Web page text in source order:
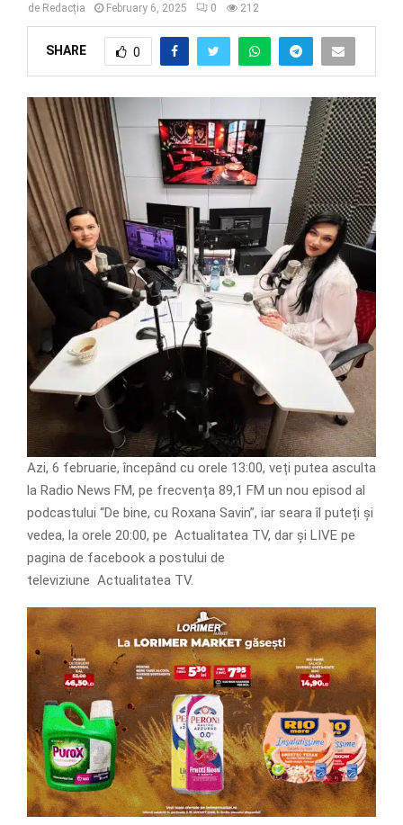
de Redacția February 6, 2025 0 212
SHARE 0
Azi, 6 februarie, începând cu orele 13:00, veți putea asculta
la Radio News FM, pe frecvența 89,1 FM un nou episod al
podcastului “De bine, cu Roxana Savin”, iar seara îl puteți și
vedea, la orele 20:00, pe Actualitatea TV, dar și LIVE pe
pagina de facebook a postului de
televiziune Actualitatea TV.